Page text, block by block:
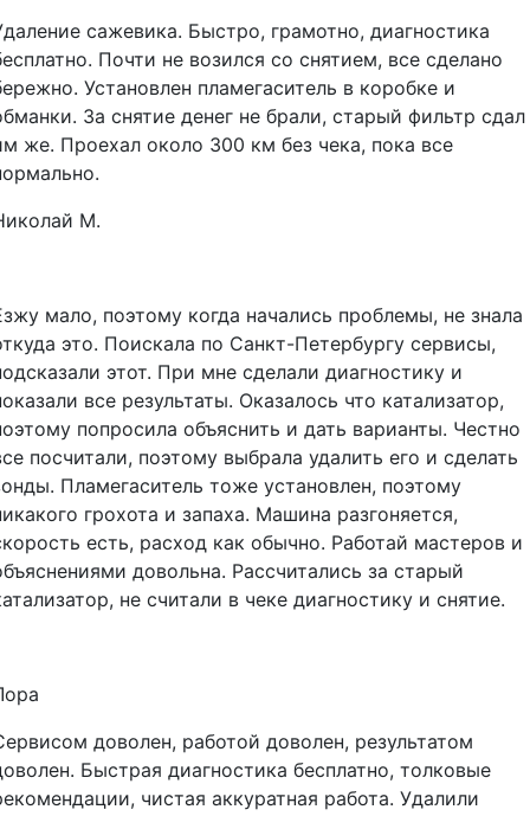
сажевика. Быстро, грамотно, диагностика
Почти не возился со снятием, все сделано
Установлен пламегаситель в коробке и
За снятие денег не брали, старый фильтр сдал
же. Проехал около 300 км без чека, пока все
М.
мало, поэтому когда начались проблемы, не знала
это. Поискала по Санкт-Петербургу сервисы,
этот. При мне сделали диагностику и
все результаты. Оказалось что катализатор,
попросила объяснить и дать варианты. Честно
посчитали, поэтому выбрала удалить его и сделать
Пламегаситель тоже установлен, поэтому
грохота и запаха. Машина разгоняется,
есть, расход как обычно. Работай мастеров и
довольна. Рассчитались за старый
не считали в чеке диагностику и снятие.
доволен, работой доволен, результатом
Быстрая диагностика бесплатно, толковые
чистая аккуратная работа. Удалили